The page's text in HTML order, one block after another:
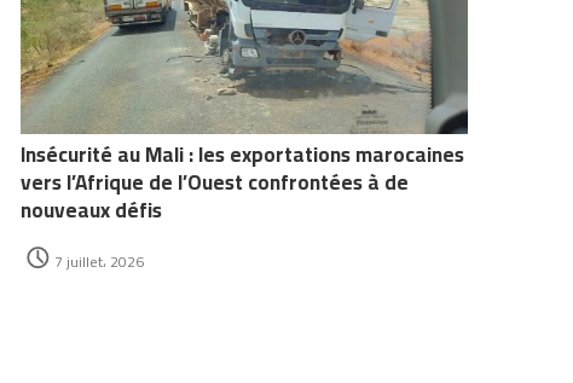
Insécurité au Mali : les exportations marocaines
vers l’Afrique de l’Ouest confrontées à de
nouveaux défis
7 juillet، 2026